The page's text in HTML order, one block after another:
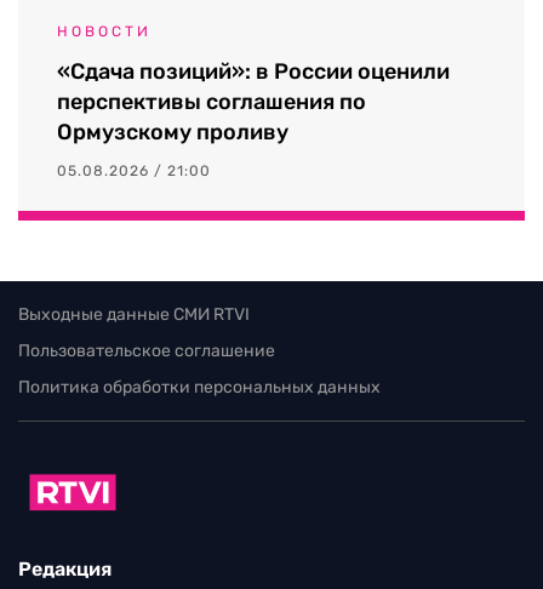
НОВОСТИ
«Сдача позиций»: в России оценили
перспективы соглашения по
Ормузскому проливу
05.08.2026 / 21:00
Выходные данные СМИ RTVI
Пользовательское соглашение
Политика обработки персональных данных
Редакция